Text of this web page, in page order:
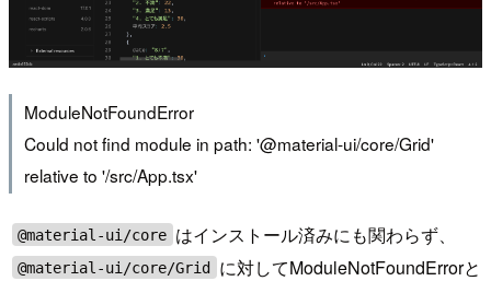
ModuleNotFoundError
Could not find module in path: '@material-ui/core/Grid'
relative to '/src/App.tsx'
@material-ui/core はインストール済みにも関わらず、
@material-ui/core/Grid
に対してModuleNotFoundErrorと